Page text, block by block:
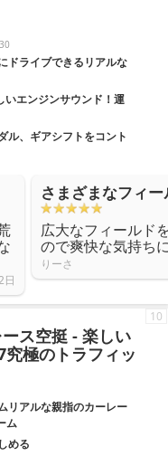
ドライブできるリアルな
いエンジンサウンド！運
ル、ギアシフトをコント
日
さまざまなフィ
広大なフィールド
ので爽快な気持ち
りーさ
ス空挺 - 楽しい
極のトラフィッ
リアルな親指のカーレー
ム
める
10